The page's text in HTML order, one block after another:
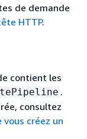
de demande
HTTP.
contient les
.
consultez
créez un